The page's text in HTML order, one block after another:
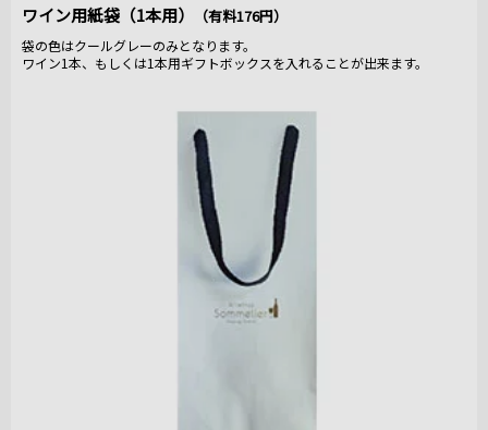
ワイン用紙袋（1本用） （有料176円）
袋の色はクールグレーのみとなります。
ワイン1本、もしくは1本用ギフトボックスを入れることが出来ます。